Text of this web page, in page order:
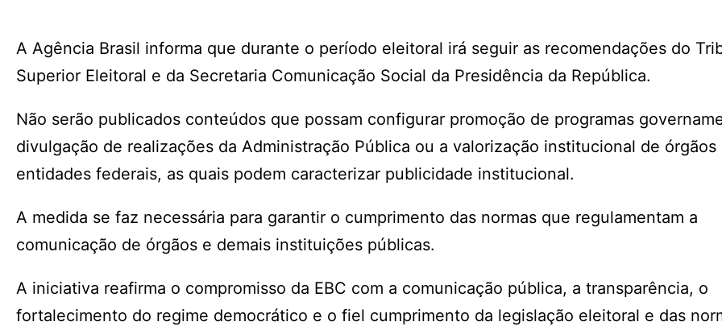
A Agência Brasil informa que durante o período eleitoral irá seguir as recomendações do
Superior Eleitoral e da Secretaria Comunicação Social da Presidência da República.
Não serão publicados conteúdos que possam configurar promoção de programas
divulgação de realizações da Administração Pública ou a valorização institucional de órgãos
entidades federais, as quais podem caracterizar publicidade institucional.
A medida se faz necessária para garantir o cumprimento das normas que regulamentam a
comunicação de órgãos e demais instituições públicas.
A iniciativa reafirma o compromisso da EBC com a comunicação pública, a transparência, o
fortalecimento do regime democrático e o fiel cumprimento da legislação eleitoral e das